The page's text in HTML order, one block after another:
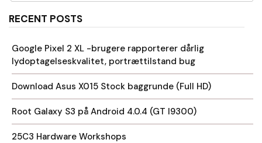
RECENT POSTS
Google Pixel 2 XL -brugere rapporterer dårlig
lydoptagelseskvalitet, portrættilstand bug
Download Asus X015 Stock baggrunde (Full HD)
Root Galaxy S3 på Android 4.0.4 (GT I9300)
25C3 Hardware Workshops